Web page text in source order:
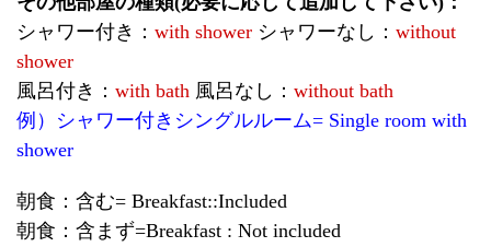
シャワー付き： with shower シャワーなし： without
shower
風呂付き： with bath 風呂なし： without bath
例）シャワー付きシングルルーム= Single room with
shower
朝食：含む= Breakfast::Included
朝食：含まず=Breakfast : Not included